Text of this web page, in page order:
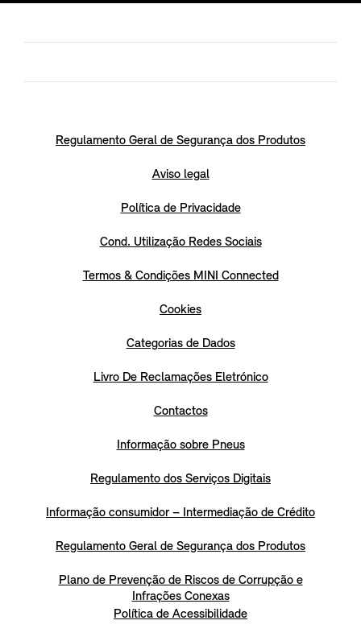
Regulamento Geral de Segurança dos Produtos
Aviso legal
Política de Privacidade
Cond. Utilização Redes Sociais
Termos & Condições MINI Connected
Cookies
Categorias de Dados
Livro De Reclamações Eletrónico
Contactos
Informação sobre Pneus
Regulamento dos Serviços Digitais
Informação consumidor – Intermediação de Crédito
Regulamento Geral de Segurança dos Produtos
Plano de Prevenção de Riscos de Corrupção e
Infrações Conexas
Política de Acessibilidade